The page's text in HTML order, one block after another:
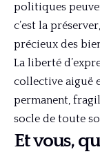
politiques
c’est la
précieux des
La liberté
collective aiguë
permanent,
socle de toute
Et vous,